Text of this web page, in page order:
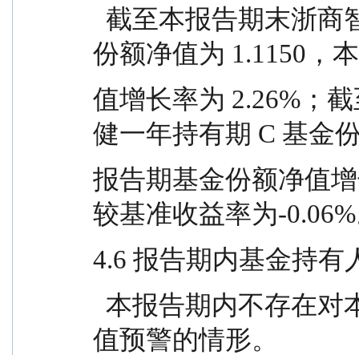
份额净值为 1.1150，
值增长率为 2.26%；
健一年持有期 C 基金
报告期基金份额净值
较基准收益率为-
4.6 报告期内基金持有
值预警的情形。